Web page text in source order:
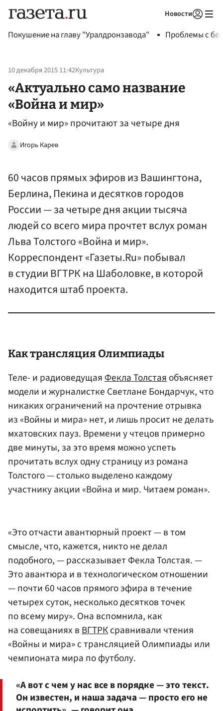
Новости
Покушение на главу "Уралдронзавода" Проблемы с
10 декабря 2015 11:42Культура
«Актуально само название
«Война и мир»
«Войну и мир» прочитают за четыре дня
Игорь Карев
60 часов прямых эфиров из Вашингтона,
Берлина, Пекина и десятков городов
России — за четыре дня акции тысяча
людей со всего мира прочтет вслух роман
Льва Толстого «Война и мир».
Корреспондент «Газеты.Ru» побывал
в студии ВГТРК на Шаболовке, в которой
находится штаб проекта.
Как трансляция Олимпиады
Теле- и радиоведущаяФекла Толстаяобъясняет
модели и журналистке Светлане Бондарчук, что
никаких ограничений на прочтение отрывка
из «Войны и мира» нет, и лишь просит не делать
мхатовских пауз. Времени у чтецов примерно
две минуты, за это время можно успеть
прочитать вслух одну страницу из романа
Толстого — столько выделено каждому
участнику акции «Война и мир. Читаем роман».
«Это отчасти авантюрный проект — в том
смысле, что, кажется, никто не делал
подобного, — рассказывает Фекла Толстая. —
Это авантюра и в технологическом отношении
— почти 60 часов прямого эфира в течение
четырех суток, несколько десятков точек
по всему миру». Она вспомнила, как
на совещаниях вВГТРКсравнивали чтения
«Войны и мира» с трансляцией Олимпиады или
чемпионата мира по футболу.
«А вот с чем у нас все в порядке — это текст.
Он известен, и наша задача — просто его не